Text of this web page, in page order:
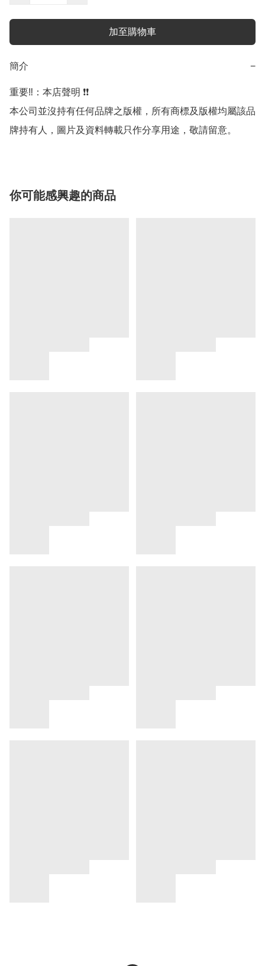
加至購物車
簡介 −
重要‼️：本店聲明 ❗️❗️
本公司並沒持有任何品牌之版權，所有商標及版權均屬該品
牌持有人，圖片及資料轉載只作分享用途，敬請留意。
你可能感興趣的商品